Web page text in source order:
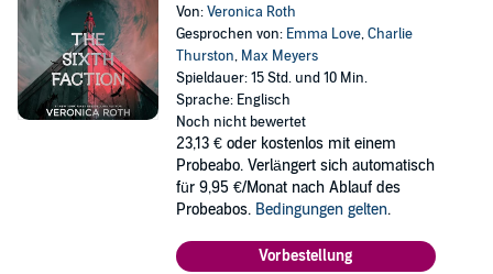
Von:Veronica Roth
Gesprochen von: Emma Love,Charlie
Thurston, Max Meyers
Spieldauer: 15 Std. und 10 Min.
Sprache: Englisch
Noch nicht bewertet
23,13 € oder kostenlos mit einem
Probeabo. Verlängert sich automatisch
für 9,95 €/Monat nach Ablauf des
Probeabos. Bedingungen gelten.
Vorbestellung